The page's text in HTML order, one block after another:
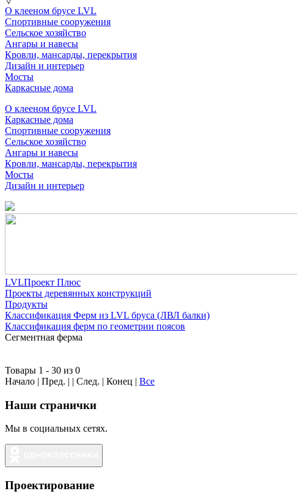
О клееном брусе LVL
Спортивные сооружения
Сельское хозяйство
Ангары и навесы
Кровли, мансарды, перекрытия
Дизайн и интерьер
Мосты
Каркасные дома
О клееном брусе LVL
Каркасные дома
Спортивные сооружения
Сельское хозяйство
Ангары и навесы
Кровли, мансарды, перекрытия
Мосты
Дизайн и интерьер
LVLПроект Плюс
Проекты деревянных конструкций
Продукты
Классификация Ферм из LVL бруса (ЛВЛ балки)
Классификация ферм по геометрии поясов
Сегментная ферма
Товары 1 - 30 из 0
Начало | Пред. | | След. | Конец | Все
Наши странички
Мы в социальных сетях.
Проектирование